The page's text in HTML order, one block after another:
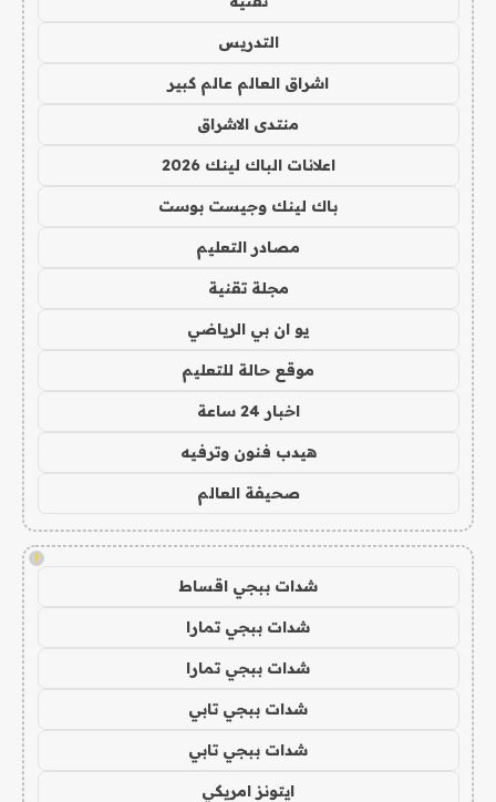
التدريس
اشراق العالم عالم كبير
منتدى الاشراق
اعلانات الباك لينك 2026
باك لينك وجيست بوست
مصادر التعليم
مجلة تقنية
يو ان بي الرياضي
موقع حالة للتعليم
اخبار 24 ساعة
هيدب فنون وترفيه
صحيفة العالم
!
شدات ببجي اقساط
شدات ببجي تمارا
شدات ببجي تمارا
شدات ببجي تابي
شدات ببجي تابي
ايتونز امريكي